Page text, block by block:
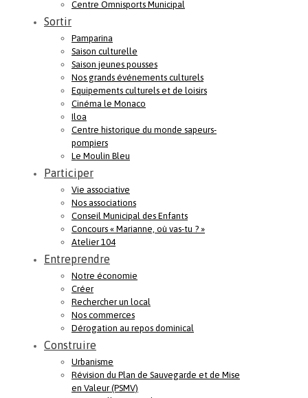
Centre Omnisports Municipal
Sortir
Pamparina
Saison culturelle
Saison jeunes pousses
Nos grands événements culturels
Equipements culturels et de loisirs
Cinéma le Monaco
Iloa
Centre historique du monde sapeurs-
pompiers
Le Moulin Bleu
Participer
Vie associative
Nos associations
Conseil Municipal des Enfants
Concours « Marianne, où vas-tu ? »
Atelier 104
Entreprendre
Notre économie
Créer
Rechercher un local
Nos commerces
Dérogation au repos dominical
Construire
Urbanisme
Révision du Plan de Sauvegarde et de Mise
en Valeur (PSMV)